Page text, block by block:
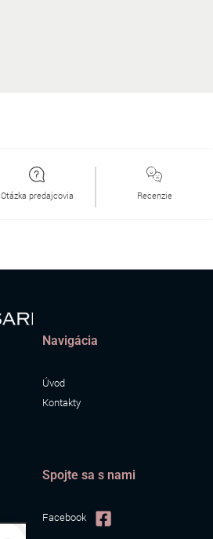
Otázka predajcovia Recenzie
Navigácia
Úvod
Kontakty
Spojte sa s nami
Facebook